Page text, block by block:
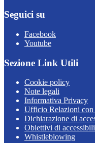
Seguici su
Facebook
Youtube
Sezione Link Utili
Cookie policy
Note legali
Informativa Privacy
Ufficio Relazioni
Dichiarazione di
Obiettivi di
Whistleblowing